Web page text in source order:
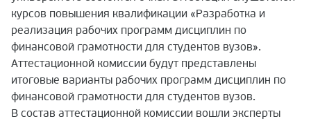
курсов повышения квалификации «Разработка и
реализация рабочих программ дисциплин по
финансовой грамотности для студентов вузов».
Аттестационной комиссии будут представлены
итоговые варианты рабочих программ дисциплин по
финансовой грамотности для студентов вузов.
В состав аттестационной комиссии вошли эксперты